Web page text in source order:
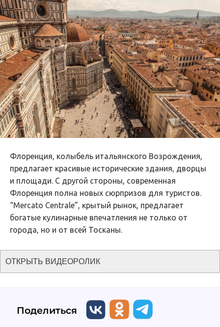
Флоренция, колыбель итальянского Возрождения,
предлагает красивые исторические здания, дворцы
и площади. С другой стороны, современная
Флоренция полна новых сюрпризов для туристов.
“Mercato Centrale”, крытый рынок, предлагает
богатые кулинарные впечатления не только от
города, но и от всей Тосканы.
ОТКРЫТЬ ВИДЕОРОЛИК
Поделиться